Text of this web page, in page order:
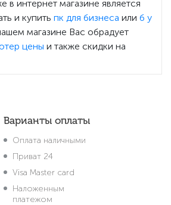
в интернет магазине является
и купить пк для бизнеса или б у
магазине Вас обрадует
цены и также скидки на
Варианты оплаты
Оплата наличными
Приват 24
Visa Master card
Наложенным
платежом